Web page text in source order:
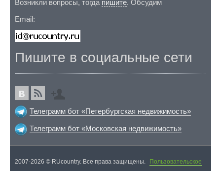
Возникли вопросы, тогда пишите. Обсудим
Email:
Пишите в социальные сети
Телеграмм бот «Петербургская недвижимость»
Телеграмм бот «Московская недвижимость»
2007-2026 © RUcountry. Все права защищены.
Пользовательское